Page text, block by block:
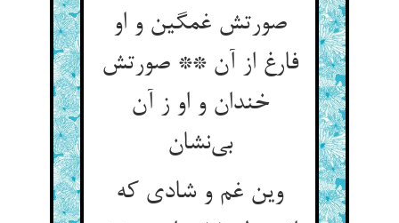
صورتش غمگین و او
فارغ از آن ** صورتش
خندان و او ز آن
بی‌‌نشان‌‌
وین غم و شادی که